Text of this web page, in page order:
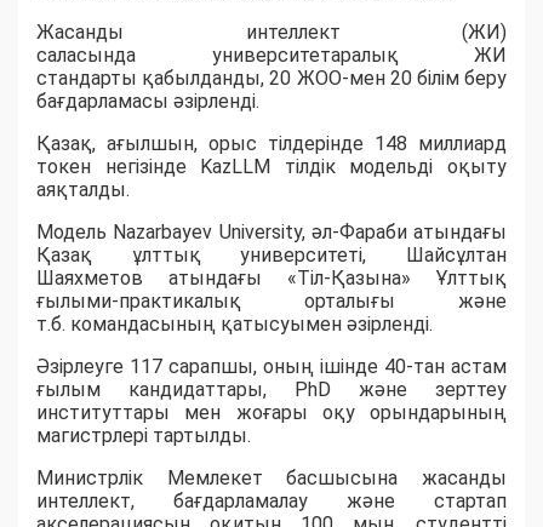
Жасанды интеллект (ЖИ)
саласында университетаралық ЖИ
стандарты қабылданды, 20 ЖОО-мен 20 білім беру
бағдарламасы әзірленді.
Қазақ, ағылшын, орыс тілдерінде 148 миллиард
токен негізінде KazLLM тілдік модельді оқыту
аяқталды.
Модель Nazarbayev University, әл-Фараби атындағы
Қазақ ұлттық университеті, Шайсұлтан
Шаяхметов атындағы «Тіл-Қазына» Ұлттық
ғылыми-практикалық орталығы және
т.б. командасының қатысуымен әзірленді.
Әзірлеуге 117 сарапшы, оның ішінде 40-тан астам
ғылым кандидаттары, PhD және зерттеу
институттары мен жоғары оқу орындарының
магистрлері тартылды.
Министрлік Мемлекет басшысына жасанды
интеллект, бағдарламалау және стартап